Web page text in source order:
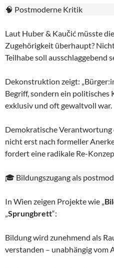
🧠 Postmoderne Kritik
Laut Huber & Kaučić müsste
Zugehörigkeit überhaupt?
Teilhabe soll ausschlaggebend
Dekonstruktion zeigt:
Begriff, sondern ein politisches
exklusiv und oft gewaltvoll war.
Demokratische
nicht erst nach formeller
fordert eine radikale Re-
🎓 Bildungszugang als
In Wien zeigen Projekte wie „
„Sprungbrett“:
Bildung wird zunehmend als
verstanden – unabhängig vom